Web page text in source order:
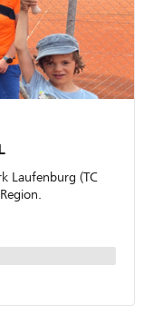
Laufenburg (TC